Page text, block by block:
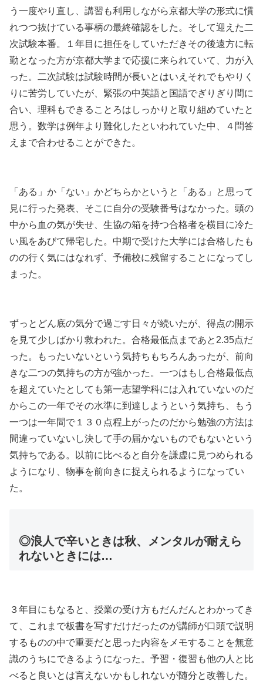
う一度やり直し、講習も利用しながら京都大学の形式に慣
れつつ抜けている事柄の最終確認をした。そして迎えた二
次試験本番。１年目に担任をしていただきその後遠方に転
勤となった方が京都大学まで応援に来られていて、力が入
った。二次試験は試験時間が長いとはいえそれでもやりく
りに苦労していたが、緊張の中英語と国語でぎりぎり間に
合い、理科もできることろはしっかりと取り組めていたと
思う。数学は例年より難化したといわれていた中、４問答
えまで合わせることができた。
「ある」か「ない」かどちらかというと「ある」と思って
見に行った発表、そこに自分の受験番号はなかった。頭の
中から血の気が失せ、生協の箱を持つ合格者を横目に冷た
い風をあびて帰宅した。中期で受けた大学には合格したも
のの行く気にはなれず、予備校に残留することになってし
まった。
ずっとどん底の気分で過ごす日々が続いたが、得点の開示
を見て少しばかり救われた。合格最低点まであと2.35点だ
った。もったいないという気持ちもちろんあったが、前向
きな二つの気持ちの方が強かった。一つはもし合格最低点
を超えていたとしても第一志望学科には入れていないのだ
からこの一年でその水準に到達しようという気持ち、もう
一つは一年間で１３０点程上がったのだから勉強の方法は
間違っていないし決して手の届かないものでもないという
気持ちである。以前に比べると自分を謙虚に見つめられる
ようになり、物事を前向きに捉えられるようになってい
た。
◎浪人で辛いときは秋、メンタルが耐えら
れないときには…
３年目にもなると、授業の受け方もだんだんとわかってき
て、これまで板書を写すだけだったのが講師が口頭で説明
するものの中で重要だと思った内容をメモすることを無意
識のうちにできるようになった。予習・復習も他の人と比
べると良いとは言えないかもしれないが随分と改善した。